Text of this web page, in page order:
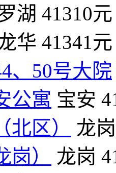
湖 41310元
华 41341元
、50号大院
公寓 宝安
区）
龙岗
）
龙岗